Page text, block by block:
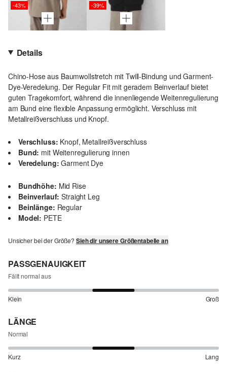
-43% -39%
Details
Chino-Hose aus Baumwollstretch mit Twill-Bindung und Garment-
Dye-Veredelung. Der Regular Fit mit geradem Beinverlauf bietet
guten Tragekomfort, während die innenliegende Weitenregulierung
am Bund eine flexible Anpassung ermöglicht. Verschluss mit
Metallreißverschluss und Knopf.
Verschluss: Knopf, Metallreißverschluss
Bund: mit Weitenregulierung innen
Veredelung: Garment Dye
Bundhöhe: Mid Rise
Beinverlauf: Straight Leg
Beinlänge: Regular
Model: PETE
Unsicher bei der Größe? Sieh dir unsere Größentabelle an
PASSGENAUIGKEIT
Fällt normal aus
Klein Groß
LÄNGE
Normal
Kurz Lang